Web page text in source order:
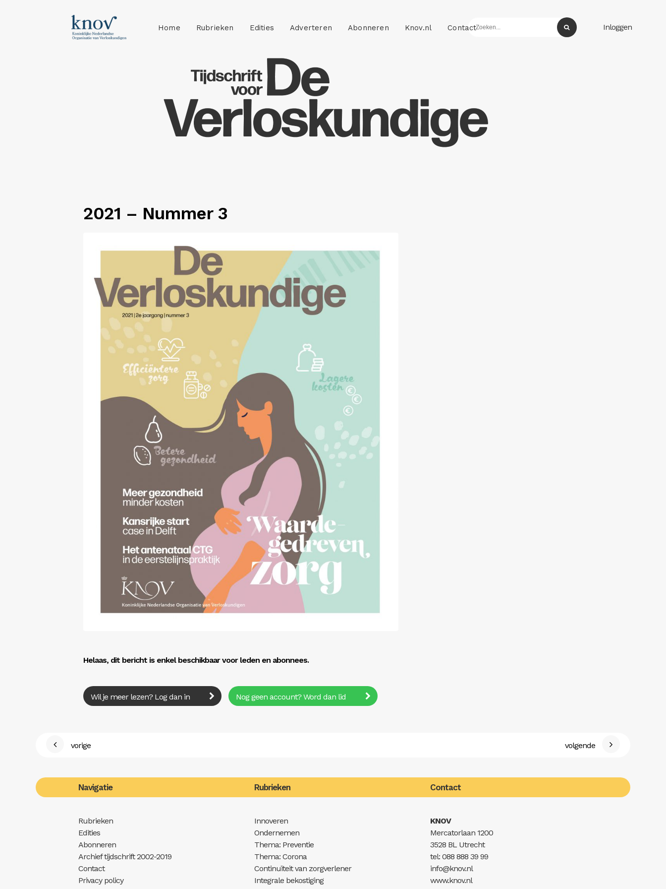
Home Rubrieken Edities Adverteren Abonneren Knov.nl Contact
2021 – Nummer 3
Helaas, dit bericht is enkel beschikbaar voor leden en abonnees.
Wil je meer lezen? Log dan in Nog geen account? Word dan lid
vorige volgende
Navigatie Rubrieken Contact
Rubrieken
Edities
Abonneren
Archief tijdschrift 2002-2019
Contact
Privacy policy
Innoveren
Ondernemen
Thema: Preventie
Thema: Corona
Continuïteit van zorgverlener
Integrale bekostiging
KNOV
Mercatorlaan 1200
3528 BL Utrecht
tel: 088 888 39 99
info@knov.nl
www.knov.nl
Inloggen